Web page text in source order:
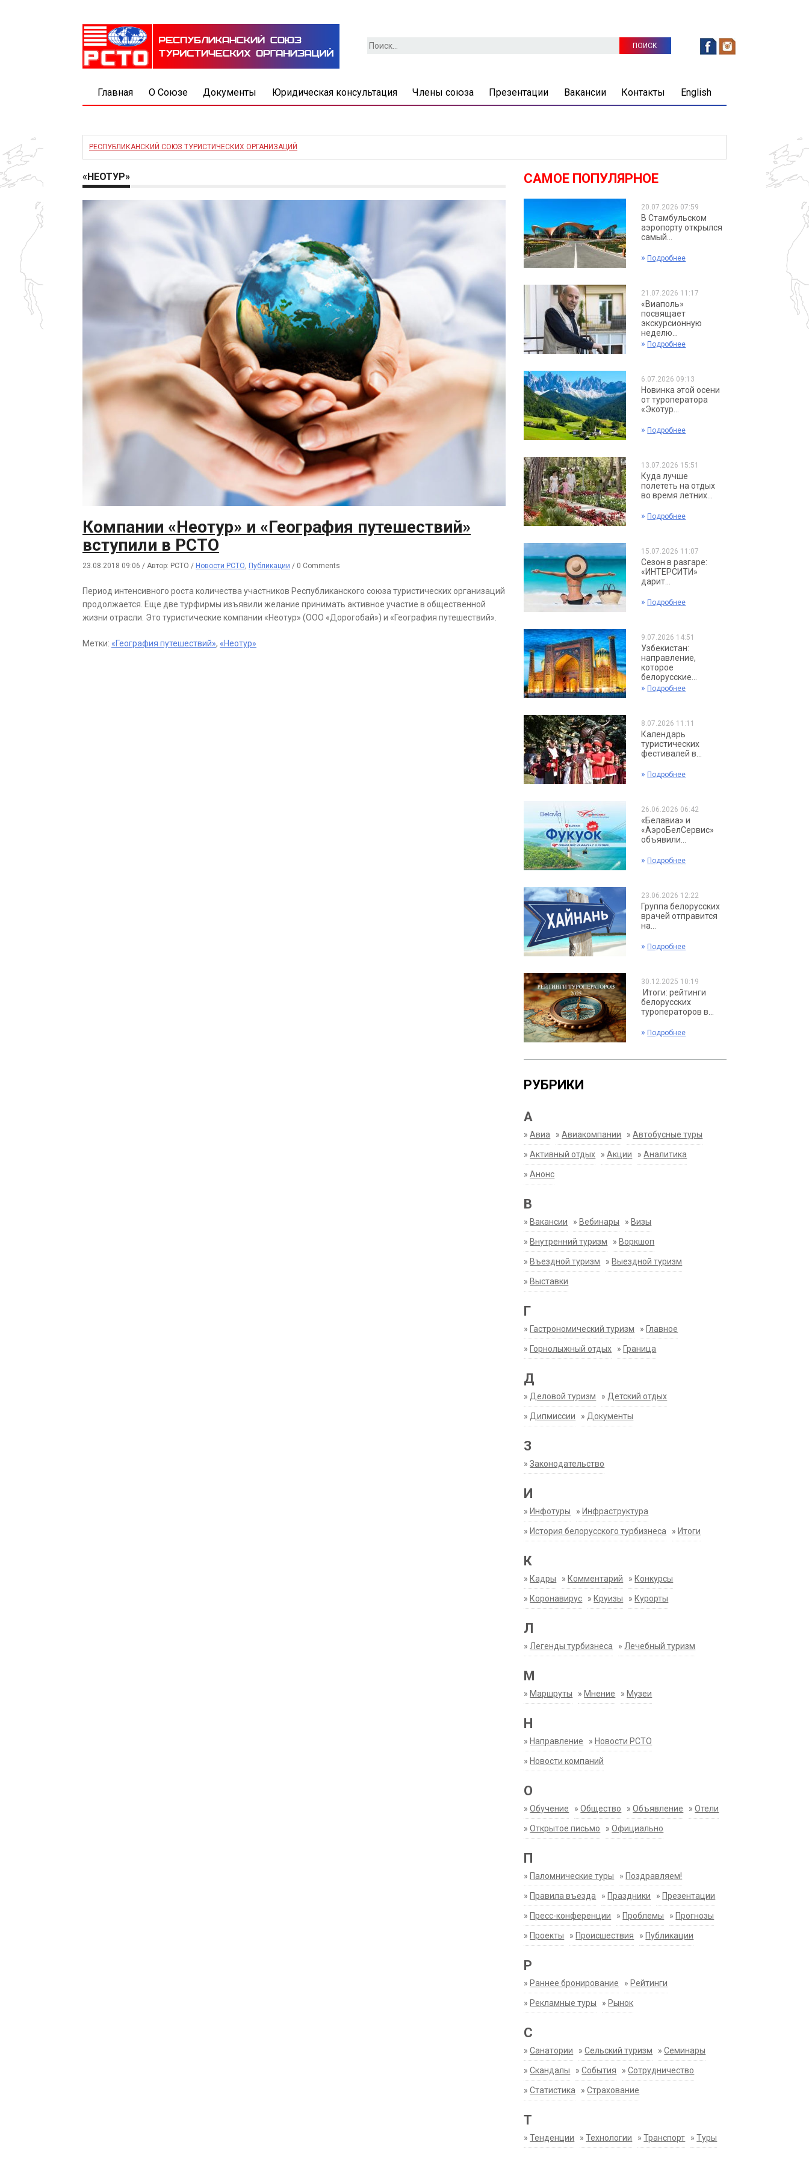
Найти:
Главная О Союзе Документы Юридическая консультация Члены союза Презентации Вакансии Контакты English
РЕСПУБЛИКАНСКИЙ СОЮЗ ТУРИСТИЧЕСКИХ ОРГАНИЗАЦИЙ
«НЕОТУР»
Компании «Неотур» и «География путешествий»
вступили в РСТО
23.08.2018 09:06 / Автор: РСТО / Новости РСТО, Публикации / 0 Comments
Период интенсивного роста количества участников Республиканского союза туристических организаций
продолжается. Еще две турфирмы изъявили желание принимать активное участие в общественной
жизни отрасли. Это туристические компании «Неотур» (ООО «Дорогобай») и «География путешествий».
Метки: «География путешествий», «Неотур»
САМОЕ ПОПУЛЯРНОЕ
20.07.2026 07:59
В Стамбульском
аэропорту открылся
самый...
» Подробнее
21.07.2026 11:17
«Виаполь»
посвящает
экскурсионную
неделю...
» Подробнее
6.07.2026 09:13
Новинка этой осени
от туроператора
«Экотур...
» Подробнее
13.07.2026 15:51
Куда лучше
полететь на отдых
во время летних...
» Подробнее
15.07.2026 11:07
Сезон в разгаре:
«ИНТЕРСИТИ»
дарит...
» Подробнее
9.07.2026 14:51
Узбекистан:
направление,
которое
белорусские...
» Подробнее
8.07.2026 11:11
Календарь
туристических
фестивалей в...
» Подробнее
26.06.2026 06:42
«Белавиа» и
«АэроБелСервис»
объявили...
» Подробнее
23.06.2026 12:22
Группа белорусских
врачей отправится
на...
» Подробнее
30.12.2025 10:19
Итоги: рейтинги
белорусских
туроператоров в...
» Подробнее
РУБРИКИ
А
»Авиа »Авиакомпании »Автобусные туры
»Активный отдых »Акции »Аналитика
»Анонс
В
» Вакансии » Вебинары » Визы
» Внутренний туризм » Воркшоп
» Въездной туризм » Выездной туризм
» Выставки
Г
» Гастрономический туризм » Главное
» Горнолыжный отдых » Граница
Д
» Деловой туризм » Детский отдых
» Дипмиссии » Документы
З
»Законодательство
И
» Инфотуры » Инфраструктура
» История белорусского турбизнеса » Итоги
К
» Кадры » Комментарий » Конкурсы
» Коронавирус » Круизы » Курорты
Л
» Легенды турбизнеса » Лечебный туризм
М
» Маршруты » Мнение » Музеи
Н
» Направление » Новости РСТО
» Новости компаний
О
»Обучение »Общество »Объявление »Отели
»Открытое письмо »Официально
П
» Паломнические туры » Поздравляем!
» Правила въезда » Праздники » Презентации
» Пресс-конференции » Проблемы » Прогнозы
» Проекты » Происшествия » Публикации
Р
» Раннее бронирование » Рейтинги
» Рекламные туры » Рынок
С
»Санатории »Сельский туризм »Семинары
»Скандалы »События »Сотрудничество
»Статистика »Страхование
Т
»Тенденции »Технологии »Транспорт »Туры